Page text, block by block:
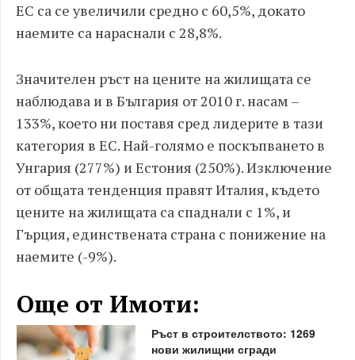
ЕС са се увеличили средно с 60,5%, докато
наемите са нараснали с 28,8%.
Значителен ръст на цените на жилищата се
наблюдава и в България от 2010 г. насам –
133%, което ни поставя сред лидерите в тази
категория в ЕС. Най-голямо е поскъпването в
Унгария (277%) и Естония (250%). Изключение
от общата тенденция правят Италия, където
цените на жилищата са спаднали с 1%, и
Гърция, единствената страна с понижение на
наемите (-9%).
Още от Имоти:
Ръст в строителството: 1269
нови жилищни сгради